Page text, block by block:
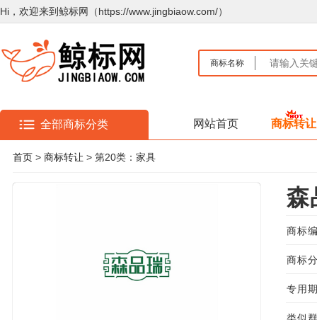
Hi，欢迎来到鲸标网（https://www.jingbiaow.com/）
商标名称
全部商标分类 网站首页 商标转让
首页 > 商标转让 > 第20类：家具
森
商标
商标
专用